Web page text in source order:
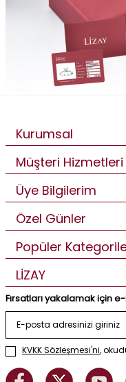
Kurumsal
Müşteri Hizmetleri
Üye Bilgilerim
Özel Günler
Popüler
LİZAY
Fırsatları yakalamak için
KVKK Sözleşmesi'ni,